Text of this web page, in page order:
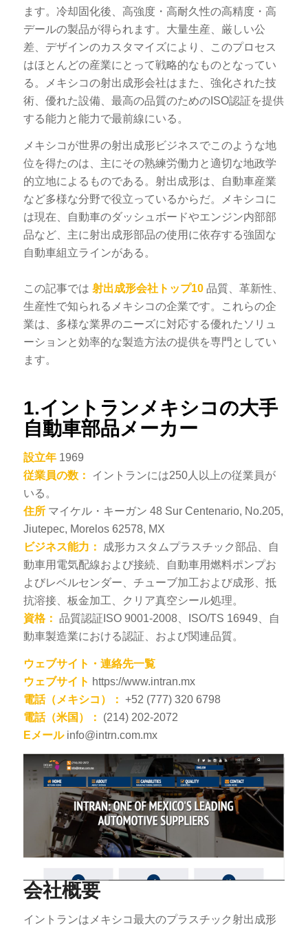
ます。冷却固化後、高強度・高耐久性の高精度・高
デールの製品が得られます。大量生産、厳しい公
差、デザインのカスタマイズにより、このプロセス
はほとんどの産業にとって戦略的なものとなってい
る。メキシコの射出成形会社はまた、強化された技
術、優れた設備、最高の品質のためのISO認証を提供
する能力と能力で最前線にいる。
メキシコが世界の射出成形ビジネスでこのような地
位を得たのは、主にその熟練労働力と適切な地政学
的立地によるものである。射出成形は、自動車産業
など多様な分野で役立っているからだ。メキシコに
は現在、自動車のダッシュボードやエンジン内部部
品など、主に射出成形部品の使用に依存する強固な
自動車組立ラインがある。
この記事では 射出成形会社トップ10品質、革新性、
生産性で知られるメキシコの企業です。これらの企
業は、多様な業界のニーズに対応する優れたソリュ
ーションと効率的な製造方法の提供を専門としてい
ます。
1.イントランメキシコの大手
自動車部品メーカー
設立年1969
従業員の数：
イントランには250人以上の従業員が
いる。
住所マイケル・キーガン 48 Sur Centenario, No.205,
Jiutepec, Morelos 62578, MX
ビジネス能力：
成形カスタムプラスチック部品、自
動車用電気配線および接続、自動車用燃料ポンプお
よびレベルセンダー、チューブ加工および成形、抵
抗溶接、板金加工、クリア真空シール処理。
資格： 品質認証ISO 9001-2008、ISO/TS 16949、自
動車製造業における認証、および関連品質。
ウェブサイト・連絡先一覧
ウェブサイト https://www.intran.mx
電話（メキシコ）： +52 (777) 320 6798
電話（米国）：
(214) 202-2072
Eメールinfo@intrn.com.mx
会社概要
イントランはメキシコ最大のプラスチック射出成形